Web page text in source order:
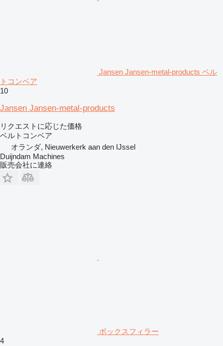
Jansen Jansen-metal-products ベル
トコンベア
10
Jansen Jansen-metal-products
リクエストに応じた価格
ベルトコンベア
オランダ, Nieuwerkerk aan den IJssel
Duijndam Machines
販売会社に連絡
ボックスフィラー
4